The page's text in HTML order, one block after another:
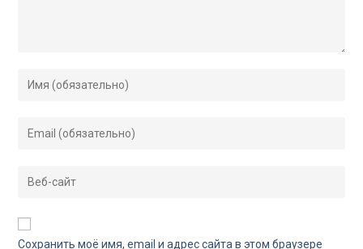
Сохранить моё имя, email и адрес сайта в этом браузере